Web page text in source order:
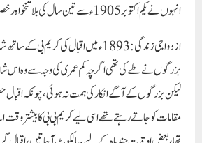
انہوں نے یکم اکتوبر 1905ء سے تین سال کی بلا تنخواہ رخصت حاصل کی ۔
ازدواجی زندگی :
1893ء میں اقبال کی کریم بی کے
بزرگوں نے طے کی تھی اگرچہ کم عمری کی وجہ سے وہ اس
لیکن بزرگوں کے آگے انکار کی ہمت نہ ہوئی ، چونکہ
مقامات کو جاتے رہتے تھے اسی لیے کریم بی بی کا بیشتر